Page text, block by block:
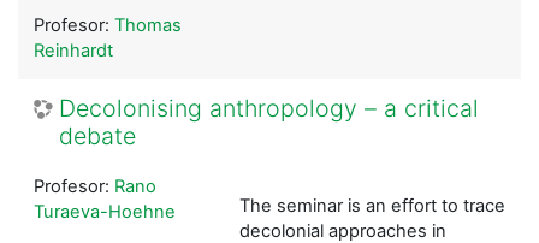
Profesor: Thomas
Reinhardt
Decolonising anthropology – a critical
debate
The seminar is an effort to trace
decolonial approaches in
Profesor: Rano
Turaeva-Hoehne